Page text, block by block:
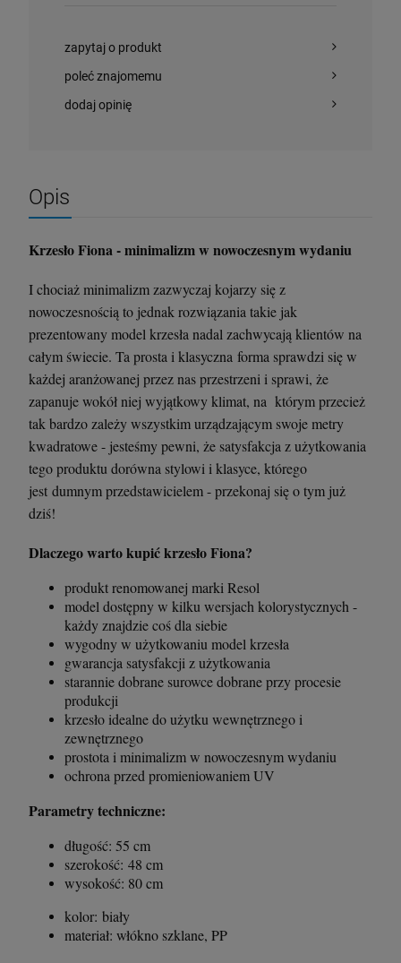
Stolik kawowy Oveo 46 cm antracytowy -
Ferne
379,00 zł
szt.
Krzesło Vanity Scab Design - transparentne
397,00 zł
szt.
zapytaj o produkt
poleć znajomemu
dodaj opinię
Opis
Krzesło Fiona - minimalizm w nowoczesnym wydaniu
I chociaż minimalizm zazwyczaj kojarzy się z
nowoczesnością to jednak rozwiązania takie jak
prezentowany model krzesła nadal zachwycają klientów na
całym świecie. Ta prosta i klasyczna forma sprawdzi się w
każdej aranżowanej przez nas przestrzeni i sprawi, że
zapanuje wokół niej wyjątkowy klimat, na którym przecież
tak bardzo zależy wszystkim urządzającym swoje metry
kwadratowe - jesteśmy pewni, że satysfakcja z użytkowania
tego produktu dorówna stylowi i klasyce, którego
jest dumnym przedstawicielem - przekonaj się o tym już
dziś!
Dlaczego warto kupić krzesło Fiona?
produkt renomowanej marki Resol
model dostępny w kilku wersjach kolorystycznych -
każdy znajdzie coś dla siebie
wygodny w użytkowaniu model krzesła
gwarancja satysfakcji z użytkowania
starannie dobrane surowce dobrane przy procesie
produkcji
krzesło idealne do użytku wewnętrznego i
zewnętrznego
prostota i minimalizm w nowoczesnym wydaniu
ochrona przed promieniowaniem UV
Parametry techniczne:
długość: 55 cm
szerokość: 48 cm
wysokość: 80 cm
kolor: biały
materiał: włókno szklane, PP